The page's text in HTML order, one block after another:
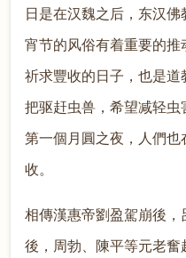
日是在汉魏之后，东汉
宵节的风俗有着重要的
祈求豐收的日子，也是道
把驱赶虫兽，希望减轻
第一個月圓之夜，人們
收。
相傳漢惠帝劉盈駕崩後
後，周勃、陳平等元老